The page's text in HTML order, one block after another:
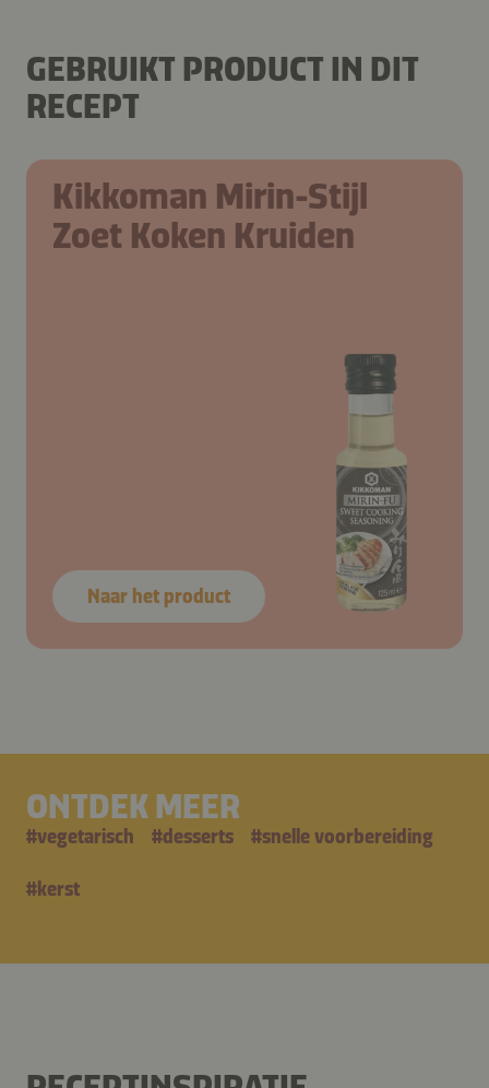
GEBRUIKT PRODUCT IN DIT
RECEPT
Kikkoman Mirin-Stijl
Zoet Koken Kruiden
Naar het product
ONTDEK MEER
#vegetarisch #desserts #snelle voorbereiding
#kerst